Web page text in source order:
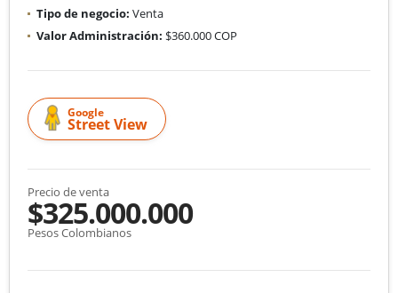
Tipo de negocio: Venta
Valor Administración: $360.000 COP
Google
Street View
Precio de venta
$325.000.000
Pesos Colombianos